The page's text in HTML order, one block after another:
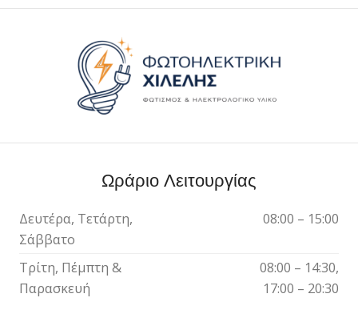
Ωράριο Λειτουργίας
Δευτέρα, Τετάρτη,
Σάββατο
08:00 – 15:00
Τρίτη, Πέμπτη &
Παρασκευή
08:00 – 14:30,
17:00 – 20:30